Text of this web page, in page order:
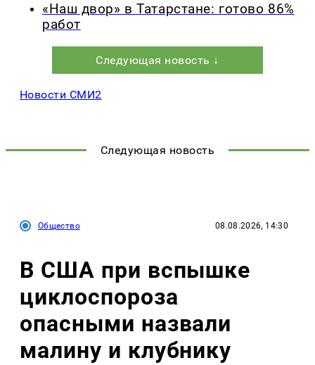
«Наш двор» в Татарстане: готово 86%
работ
Следующая новость ↓
Новости СМИ2
Следующая новость
Общество 08.08.2026, 14:30
В США при вспышке
циклоспороза
опасными назвали
малину и клубнику